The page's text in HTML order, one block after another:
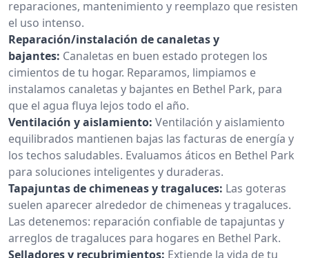
reparaciones, mantenimiento y reemplazo que resisten
el uso intenso.
Reparación/instalación de canaletas y
bajantes: Canaletas en buen estado protegen los
cimientos de tu hogar. Reparamos, limpiamos e
instalamos canaletas y bajantes en Bethel Park, para
que el agua fluya lejos todo el año.
Ventilación y aislamiento: Ventilación y aislamiento
equilibrados mantienen bajas las facturas de energía y
los techos saludables. Evaluamos áticos en Bethel Park
para soluciones inteligentes y duraderas.
Tapajuntas de chimeneas y tragaluces: Las goteras
suelen aparecer alrededor de chimeneas y tragaluces.
Las detenemos: reparación confiable de tapajuntas y
arreglos de tragaluces para hogares en Bethel Park.
Selladores y recubrimientos: Extiende la vida de tu